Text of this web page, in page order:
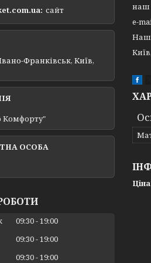
наш
e-
Наш
сайт
Франківськ, Київ,
Комфорту"
09:30 19:00
09:30 19:00
09:30 19:00